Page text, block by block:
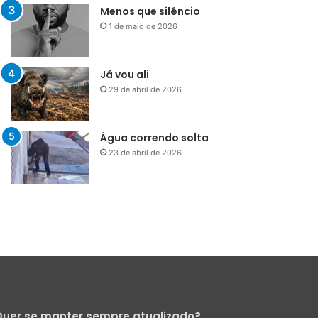
Menos que silêncio
1 de maio de 2026
Já vou ali
29 de abril de 2026
Água correndo solta
23 de abril de 2026